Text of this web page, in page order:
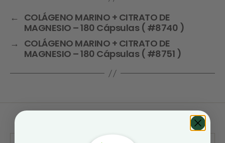
← COLÁGENO MARINO + CITRATO DE
MAGNESIO – 180 Cápsulas ( #8740 )
→ COLÁGENO MARINO + CITRATO DE
MAGNESIO – 180 Cápsulas ( #8751 )